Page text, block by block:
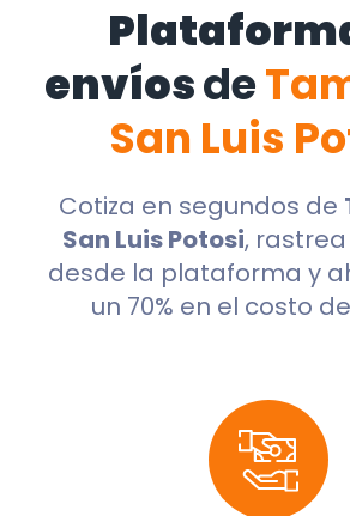
envíosde
San Luis
Cotiza en segundos de
San Luis Potosi,
desde la plataforma y
un 70% en el costo